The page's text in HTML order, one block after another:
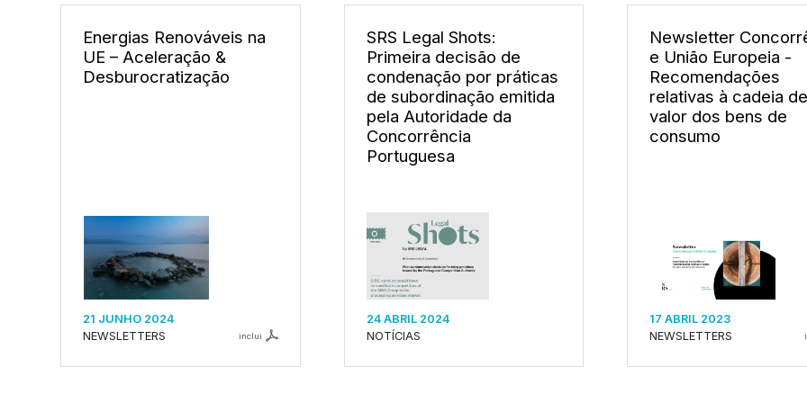
Energias Renováveis na
UE – Aceleração &
Desburocratização
21 JUNHO 2024
NEWSLETTERS
inclui
SRS Legal Shots:
Primeira decisão de
condenação por práticas
de subordinação emitida
pela Autoridade da
Concorrência
Portuguesa
24 ABRIL 2024
NOTÍCIAS
Newsletter
e União Europeia -
Recomendações
relativas à cadeia de
valor dos bens de
consumo
17 ABRIL 2023
NEWSLETTERS